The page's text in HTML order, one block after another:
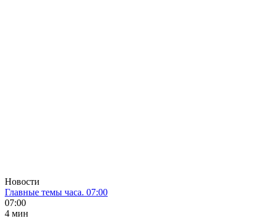
Новости
Главные темы часа. 07:00
07:00
4 мин